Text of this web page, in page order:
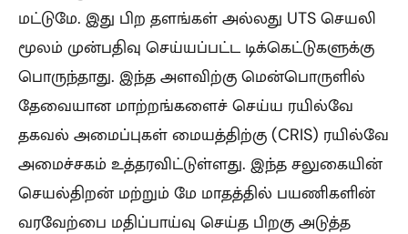
மட்டுமே. இது பிற தளங்கள் அல்லது UTS செயலி
மூலம் முன்பதிவு செய்யப்பட்ட டிக்கெட்டுகளுக்கு
பொருந்தாது. இந்த அளவிற்கு மென்பொருளில்
தேவையான மாற்றங்களைச் செய்ய ரயில்வே
தகவல் அமைப்புகள் மையத்திற்கு (CRIS) ரயில்வே
அமைச்சகம் உத்தரவிட்டுள்ளது. இந்த சலுகையின்
செயல்திறன் மற்றும் மே மாதத்தில் பயணிகளின்
வரவேற்பை மதிப்பாய்வு செய்த பிறகு அடுத்த